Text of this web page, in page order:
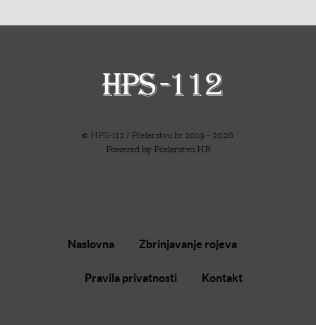
© HPS-112 / Pčelarstvo.hr 2019 - 2026
Powered by Pčelarstvo.HR
Naslovna Zbrinjavanje rojeva
Pravila privatnosti Kontakt